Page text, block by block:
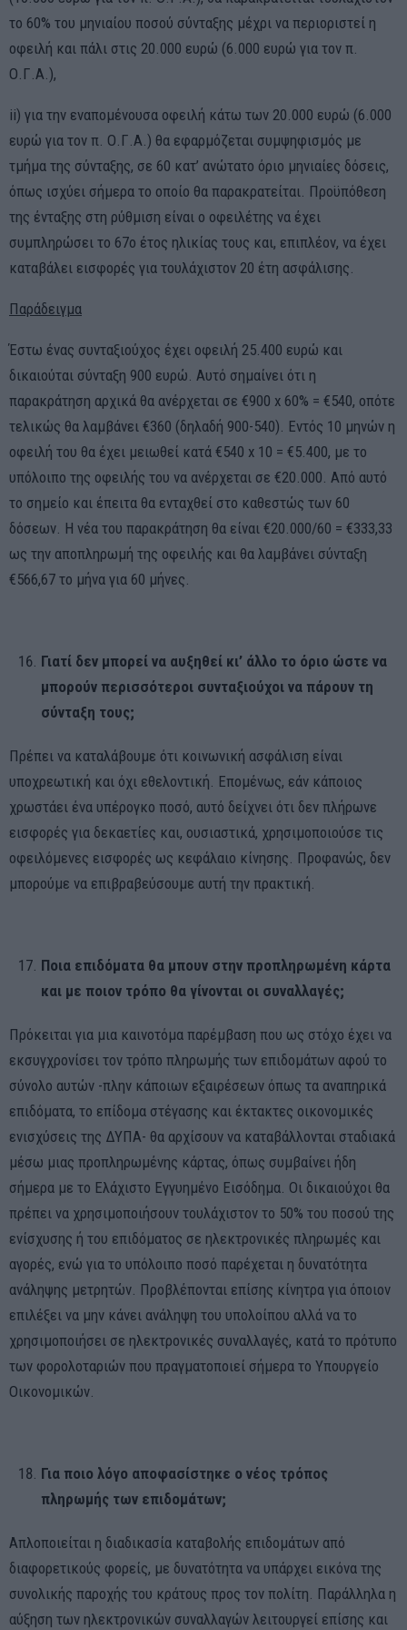
το 60% του μηνιαίου ποσού σύνταξης μέχρι να περιοριστεί η
οφειλή και πάλι στις 20.000 ευρώ (6.000 ευρώ για τον π.
Ο.Γ.Α.),
ii) για την εναπομένουσα οφειλή κάτω των 20.000 ευρώ (6.000
ευρώ για τον π. Ο.Γ.Α.) θα εφαρμόζεται συμψηφισμός με
τμήμα της σύνταξης, σε 60 κατ’ ανώτατο όριο μηνιαίες δόσεις,
όπως ισχύει σήμερα το οποίο θα παρακρατείται. Προϋπόθεση
της ένταξης στη ρύθμιση είναι ο οφειλέτης να έχει
συμπληρώσει το 67ο έτος ηλικίας τους και, επιπλέον, να έχει
καταβάλει εισφορές για τουλάχιστον 20 έτη ασφάλισης.
Παράδειγμα
Έστω ένας συνταξιούχος έχει οφειλή 25.400 ευρώ και
δικαιούται σύνταξη 900 ευρώ. Αυτό σημαίνει ότι η
παρακράτηση αρχικά θα ανέρχεται σε €900 x 60% = €540, οπότε
τελικώς θα λαμβάνει €360 (δηλαδή 900-540). Εντός 10 μηνών η
οφειλή του θα έχει μειωθεί κατά €540 x 10 = €5.400, με το
υπόλοιπο της οφειλής του να ανέρχεται σε €20.000. Από αυτό
το σημείο και έπειτα θα ενταχθεί στο καθεστώς των 60
δόσεων. Η νέα του παρακράτηση θα είναι €20.000/60 = €333,33
ως την αποπληρωμή της οφειλής και θα λαμβάνει σύνταξη
€566,67 το μήνα για 60 μήνες.
Γιατί δεν μπορεί να αυξηθεί κι’ άλλο το όριο ώστε να
μπορούν περισσότεροι συνταξιούχοι να πάρουν τη
σύνταξη τους;
Πρέπει να καταλάβουμε ότι κοινωνική ασφάλιση είναι
υποχρεωτική και όχι εθελοντική. Επομένως, εάν κάποιος
χρωστάει ένα υπέρογκο ποσό, αυτό δείχνει ότι δεν πλήρωνε
εισφορές για δεκαετίες και, ουσιαστικά, χρησιμοποιούσε τις
οφειλόμενες εισφορές ως κεφάλαιο κίνησης. Προφανώς, δεν
μπορούμε να επιβραβεύσουμε αυτή την πρακτική.
Ποια επιδόματα θα μπουν στην προπληρωμένη κάρτα
και με ποιον τρόπο θα γίνονται οι συναλλαγές;
Πρόκειται για μια καινοτόμα παρέμβαση που ως στόχο έχει να
εκσυγχρονίσει τον τρόπο πληρωμής των επιδομάτων αφού το
σύνολο αυτών -πλην κάποιων εξαιρέσεων όπως τα αναπηρικά
επιδόματα, το επίδομα στέγασης και έκτακτες οικονομικές
ενισχύσεις της ΔΥΠΑ- θα αρχίσουν να καταβάλλονται σταδιακά
μέσω μιας προπληρωμένης κάρτας, όπως συμβαίνει ήδη
σήμερα με το Ελάχιστο Εγγυημένο Εισόδημα. Οι δικαιούχοι θα
πρέπει να χρησιμοποιήσουν τουλάχιστον το 50% του ποσού της
ενίσχυσης ή του επιδόματος σε ηλεκτρονικές πληρωμές και
αγορές, ενώ για το υπόλοιπο ποσό παρέχεται η δυνατότητα
ανάληψης μετρητών. Προβλέπονται επίσης κίνητρα για όποιον
επιλέξει να μην κάνει ανάληψη του υπολοίπου αλλά να το
χρησιμοποιήσει σε ηλεκτρονικές συναλλαγές, κατά το πρότυπο
των φορολοταριών που πραγματοποιεί σήμερα το Υπουργείο
Οικονομικών.
Για ποιο λόγο αποφασίστηκε ο νέος τρόπος
πληρωμής των επιδομάτων;
Απλοποιείται η διαδικασία καταβολής επιδομάτων από
διαφορετικούς φορείς, με δυνατότητα να υπάρχει εικόνα της
συνολικής παροχής του κράτους προς τον πολίτη. Παράλληλα η
αύξηση των ηλεκτρονικών συναλλαγών λειτουργεί επίσης και